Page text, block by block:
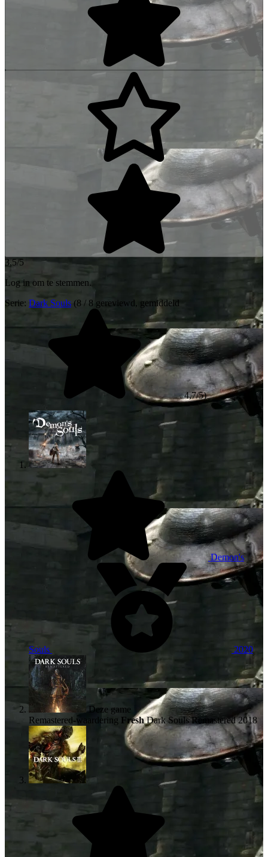
3,5/5
Log in om te stemmen.
Serie: Dark Souls (8 / 8 gereviewd, gemiddeld
4,7/5)
Demon's
Souls 2020
Deze game
Remastered-waardering Fresh Dark Souls Remastered2018